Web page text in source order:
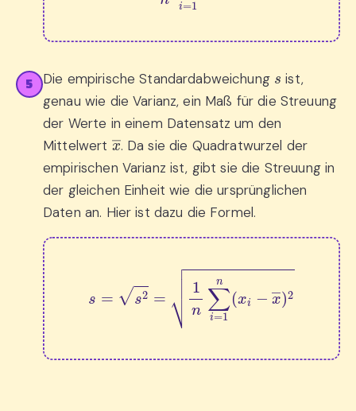
5 Die empirische Standardabweichung
ist,
genau wie die Varianz, ein Maß für die Streuung
der Werte in einem Datensatz um den
Mittelwert x―
. Da sie die Quadratwurzel der
empirischen Varianz ist, gibt sie die Streuung in
der gleichen Einheit wie die ursprünglichen
Daten an. Hier ist dazu die Formel.
i=1n(xi−x―)2